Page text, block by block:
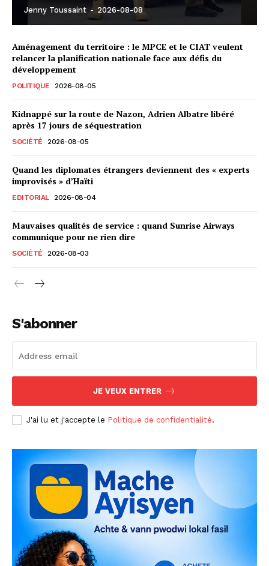
Jenny Toussaint - 2026-08-08
Aménagement du territoire : le MPCE et le CIAT veulent
relancer la planification nationale face aux défis du
développement
POLITIQUE 2026-08-05
Kidnappé sur la route de Nazon, Adrien Albatre libéré
après 17 jours de séquestration
SOCIÉTÉ 2026-08-05
Quand les diplomates étrangers deviennent des « experts
improvisés » d’Haïti
EDITORIAL 2026-08-04
Mauvaises qualités de service : quand Sunrise Airways
communique pour ne rien dire
SOCIÉTÉ 2026-08-03
S'abonner
JE VEUX ENTRER
J'ai lu et j'accepte le Politique de confidentialité.